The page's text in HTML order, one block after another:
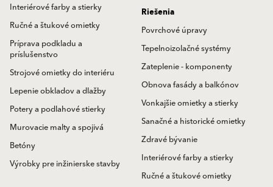
Interiérové farby a stierky
Ručné a štukové omietky
Príprava podkladu a
príslušenstvo
Strojové omietky do interiéru
Lepenie obkladov a dlažby
Potery a podlahové stierky
Murovacie malty a spojivá
Betóny
Výrobky pre inžinierske stavby
Riešenia
Povrchové úpravy
Tepelnoizolačné systémy
Zateplenie - komponenty
Obnova fasády a balkónov
Vonkajšie omietky a stierky
Sanačné a historické omietky
Zdravé bývanie
Interiérové farby a stierky
Ručné a štukové omietky